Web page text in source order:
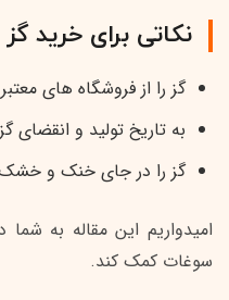
نکاتی برای خرید
گز را از فروشگاه های
به تاریخ تولید و انقضای
گز را در جای خنک و خشک
امیدواریم این مقاله به
سوغات کمک کند.